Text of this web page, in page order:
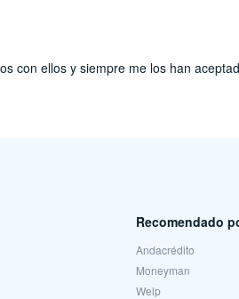
con ellos y siempre me los han
Recomendado
Andacrédito
Moneyman
Welp